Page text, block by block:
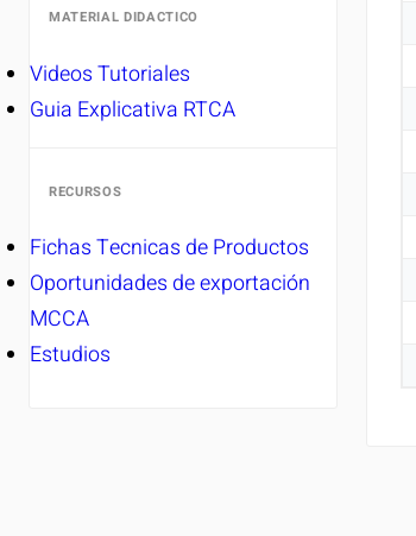
MATERIAL DIDACTICO
Videos Tutoriales
Guia Explicativa RTCA
RECURSOS
Fichas Tecnicas de Productos
Oportunidades de exportación
MCCA
Estudios